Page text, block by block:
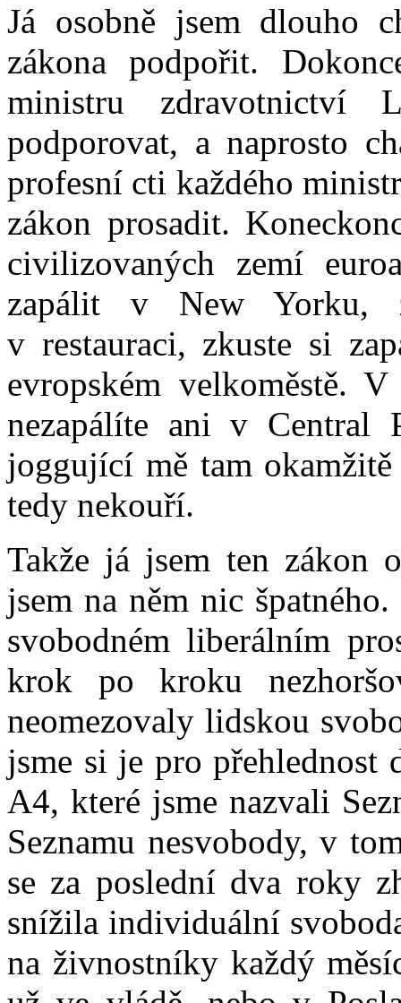
Já osobně jsem dlouho
zákona podpořit.
ministru zdravotnictví
podporovat, a naprosto
profesní cti každého
zákon prosadit.
civilizovaných zemí
zapálit v New Yorku,
v restauraci, zkuste si
evropském velkoměstě.
nezapálíte ani v
joggující mě tam
tedy nekouří.
Takže já jsem ten zákon
jsem na něm nic
svobodném liberálním
krok po kroku
neomezovaly lidskou
jsme si je pro přehlednost
A4, které jsme nazvali
Seznamu nesvobody, v
se za poslední dva roky
snížila individuální
na živnostníky každý